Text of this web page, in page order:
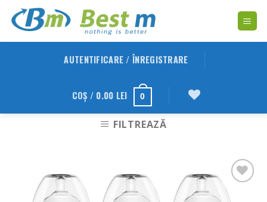
AUTENTIFICARE / ÎNREGISTRARE
COȘ / 0.00 LEI 0
FILTREAZĂ
Adauga